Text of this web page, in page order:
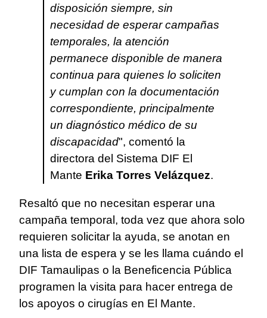
disposición siempre, sin
necesidad de esperar campañas
temporales, la atención
permanece disponible de manera
continua para quienes lo soliciten
y cumplan con la documentación
correspondiente, principalmente
un diagnóstico médico de su
discapacidad", comentó la
directora del Sistema DIF El
Mante Erika Torres Velázquez.
Resaltó que no necesitan esperar una
campaña temporal, toda vez que ahora solo
requieren solicitar la ayuda, se anotan en
una lista de espera y se les llama cuándo el
DIF Tamaulipas o la Beneficencia Pública
programen la visita para hacer entrega de
los apoyos o cirugías en El Mante.